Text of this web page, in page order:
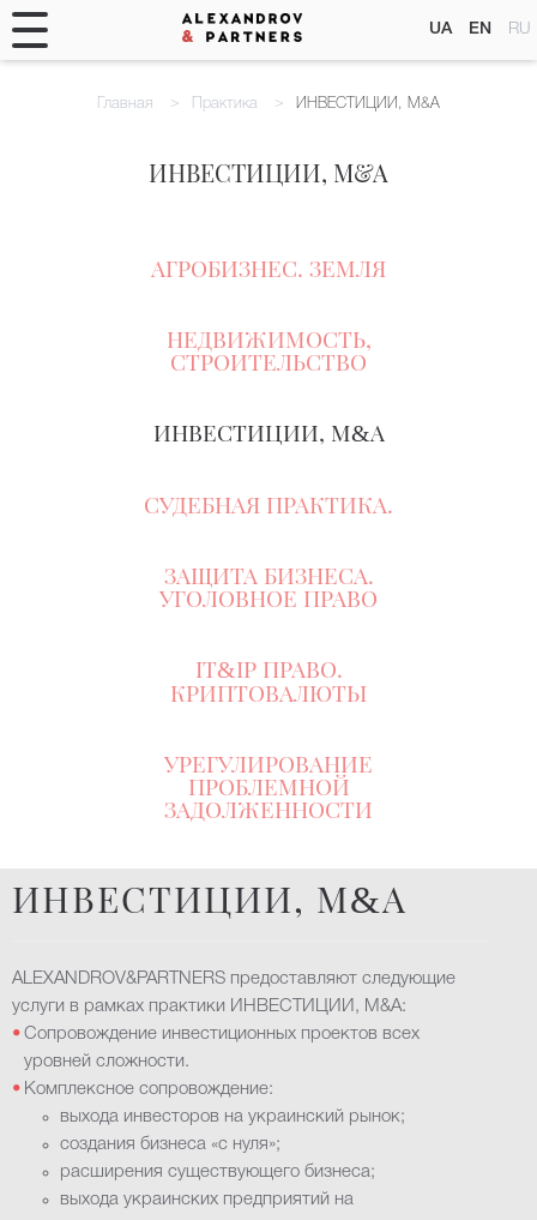
UA EN RU
Главная Практика ИНВЕСТИЦИИ, M&A
ИНВЕСТИЦИИ, M&A
АГРОБИЗНЕС. ЗЕМЛЯ
НЕДВИЖИМОСТЬ,
СТРОИТЕЛЬСТВО
ИНВЕСТИЦИИ, M&A
СУДЕБНАЯ ПРАКТИКА.
ЗАЩИТА БИЗНЕСА.
УГОЛОВНОЕ ПРАВО
IT&IP ПРАВО.
КРИПТОВАЛЮТЬІ
УРЕГУЛИРОВАНИЕ
ПРОБЛЕМНОЙ
ЗАДОЛЖЕННОСТИ
ИНВЕСТИЦИИ, M&A
ALEXANDROV&PARTNERS предоставляют следующие
услуги в рамках практики ИНВЕСТИЦИИ, M&A:
Сопровождение инвестиционных проектов всех
уровней сложности.
Комплексное сопровождение:
выхода инвесторов на украинский рынок;
создания бизнеса «с нуля»;
расширения существующего бизнеса;
выхода украинских предприятий на